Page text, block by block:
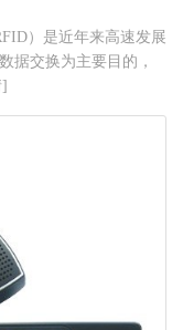
）是近年来高速发展
据交换为主要目的，